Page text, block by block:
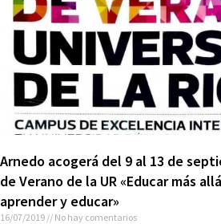
Arnedo acogerá del 9 al 13 de
de Verano de la UR «Educar más
aprender y educar»
16/07/2019 No hay comentarios